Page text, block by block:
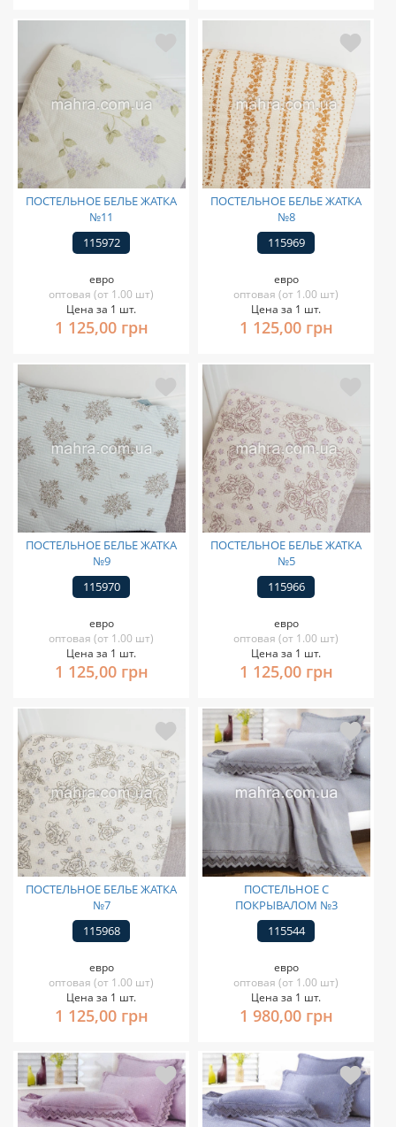
ПОСТЕЛЬНОЕ БЕЛЬЕ ЖАТКА
№11
115972
евро
оптовая (от 1.00 шт)
Цена за 1 шт.
1 125,00 грн
ПОСТЕЛЬНОЕ БЕЛЬЕ ЖАТКА
№8
115969
евро
оптовая (от 1.00 шт)
Цена за 1 шт.
1 125,00 грн
ПОСТЕЛЬНОЕ БЕЛЬЕ ЖАТКА
№9
115970
евро
оптовая (от 1.00 шт)
Цена за 1 шт.
1 125,00 грн
ПОСТЕЛЬНОЕ БЕЛЬЕ ЖАТКА
№5
115966
евро
оптовая (от 1.00 шт)
Цена за 1 шт.
1 125,00 грн
ПОСТЕЛЬНОЕ БЕЛЬЕ ЖАТКА
№7
115968
евро
оптовая (от 1.00 шт)
Цена за 1 шт.
1 125,00 грн
ПОСТЕЛЬНОЕ С
ПОКРЫВАЛОМ №3
115544
евро
оптовая (от 1.00 шт)
Цена за 1 шт.
1 980,00 грн